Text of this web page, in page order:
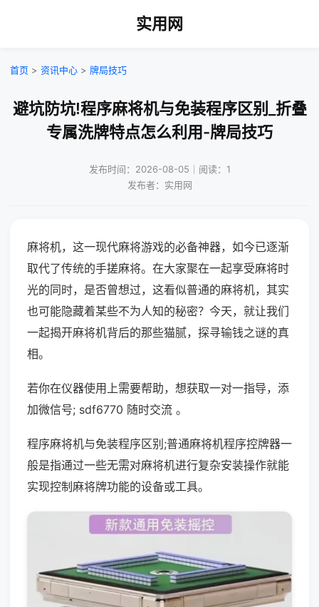
实用网
首页 > 资讯中心 > 牌局技巧
避坑防坑!程序麻将机与免装程序区别_折叠
专属洗牌特点怎么利用-牌局技巧
发布时间：2026-08-05｜阅读：1
发布者：实用网
麻将机，这一现代麻将游戏的必备神器，如今已逐渐
取代了传统的手搓麻将。在大家聚在一起享受麻将时
光的同时，是否曾想过，这看似普通的麻将机，其实
也可能隐藏着某些不为人知的秘密？今天，就让我们
一起揭开麻将机背后的那些猫腻，探寻输钱之谜的真
相。
若你在仪器使用上需要帮助，想获取一对一指导，添
加微信号; sdf6770 随时交流 。
程序麻将机与免装程序区别;普通麻将机程序控牌器一
般是指通过一些无需对麻将机进行复杂安装操作就能
实现控制麻将牌功能的设备或工具。